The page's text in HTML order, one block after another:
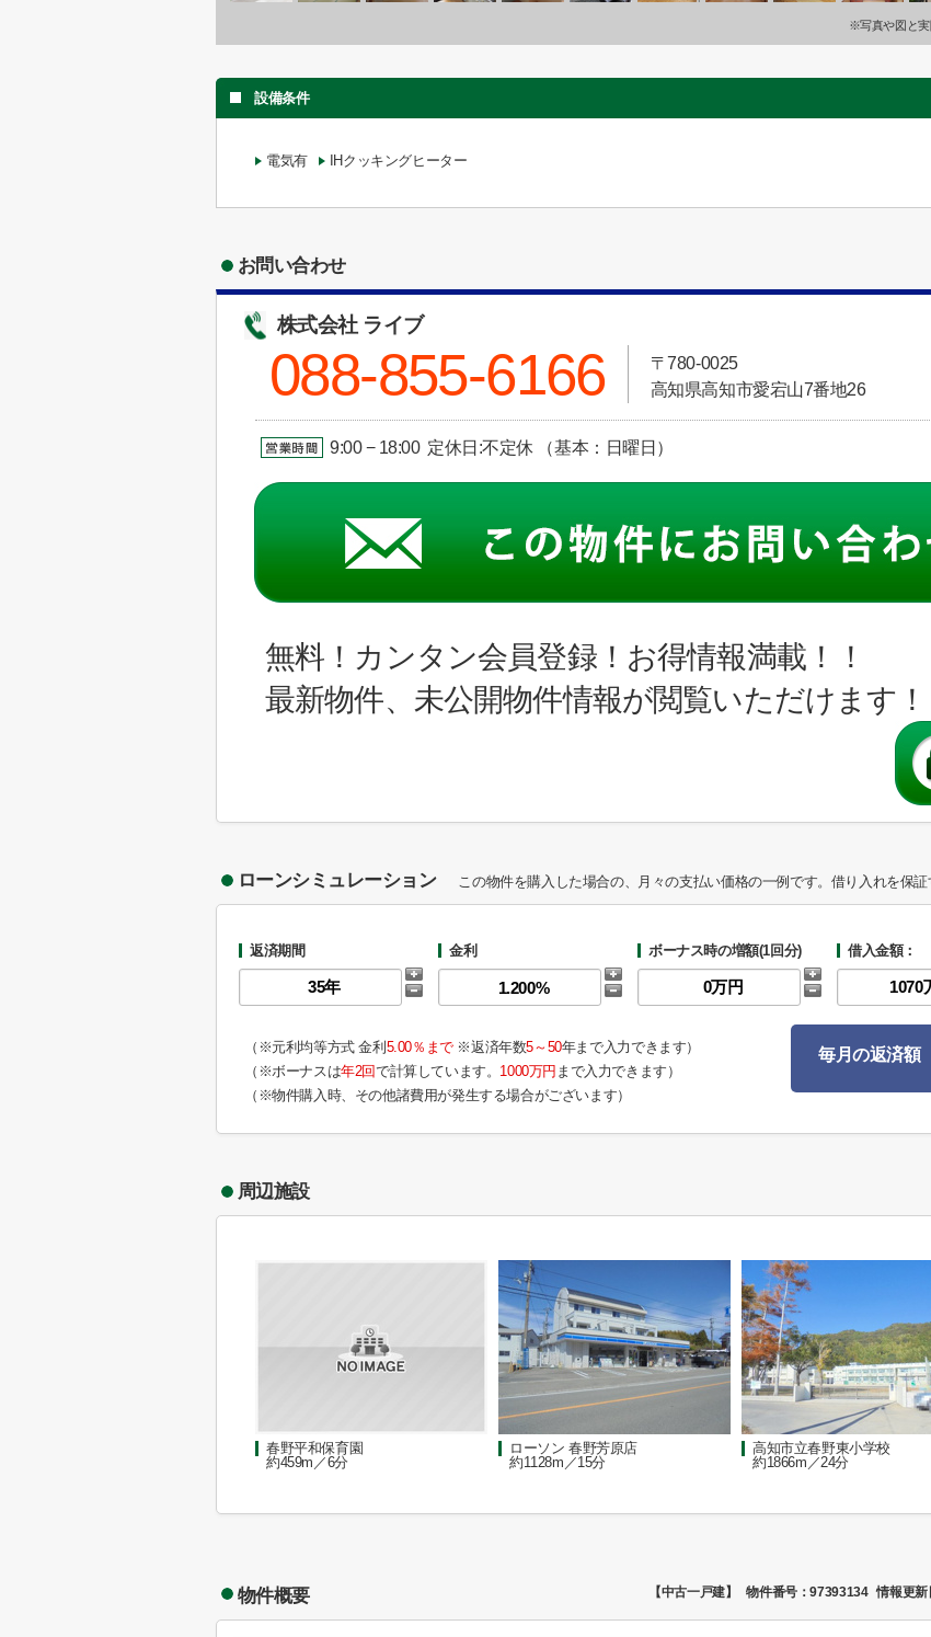
※写真や図と実
設備条件
電気有 IHクッキングヒーター
お問い合わせ
株式会社 ライブ
088-855-6166
〒780-0025
高知県高知市愛宕山7番地26
9:00 − 18:00 定休日:不定休 （基本：日曜日）
無料！カンタン会員登録！お得情報満載！！
最新物件、未公開物件情報が閲覧いただけます！
ローンシミュレーション この物件を購入した場合の、月々の支払い価格の一例です。借り入れを保証
返済期間 金利 ボーナス時の増額(1回分) 借入金額：
（※元利均等方式 金利 5.00％まで※返済年数5～50年まで入力できます）
（※ボーナスは年2回で計算しています。 1000万円 まで入力できます）
（※物件購入時、その他諸費用が発生する場合がございます）
毎月の返済額
周辺施設
春野平和保育園
約459m／6分
ローソン 春野芳原店
約1128m／15分
高知市立春野東小学校
約1866m／24分
物件概要 【中古一戸建】 物件番号：97393134 情報更新